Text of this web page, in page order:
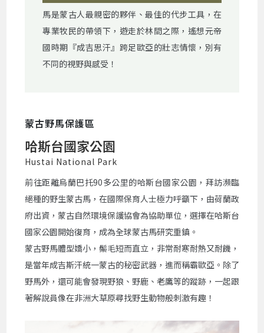
馬是蒙古人最親密的夥伴、最佳的代步工具，在
專業牧民的帶領下，遊走於林間之際，遙想元帝
國時期『成吉思汗』跨足歐亞的壯志情懷，別有
不同的視野與感受！
蒙古野馬保護區
哈斯台國家公園
Hustai National Park
前往距離烏蘭巴托90多公里的哈斯台國家公園，拜訪瀕臨
絕種的野生蒙古馬，在國際保育人士極力呼籲下，由荷蘭政
府出資，蒙古自然環境保護協會為協助單位，選擇在哈斯台
國家公園開始復育，成為全球蒙古馬研究重鎮。
蒙古野馬體型嬌小，鬃毛短而直立，非常耐寒耐熱又耐饑，
是當年成吉斯汗統一蒙古的秘密武器，進而稱霸歐亞。除了
野馬外，還可能會發現野狼、野鹿、老鷹等的蹤跡，一起跟
著解說員像在非洲大草原尋找野生動物般刺激有趣！